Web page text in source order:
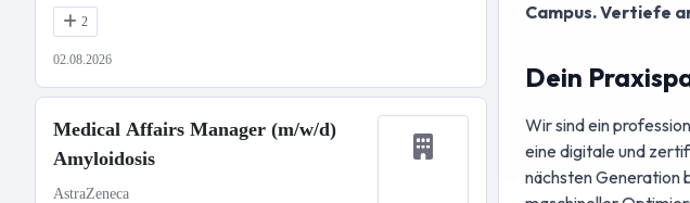
2
02.08.2026
Medical Affairs Manager (m/w/d)
Amyloidosis
AstraZeneca